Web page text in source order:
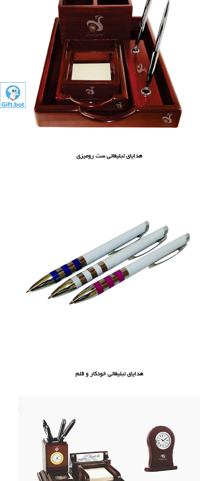
هدایای تبلیغاتی ست رومیزی
هدایای تبلیغاتی خودکار و قلم